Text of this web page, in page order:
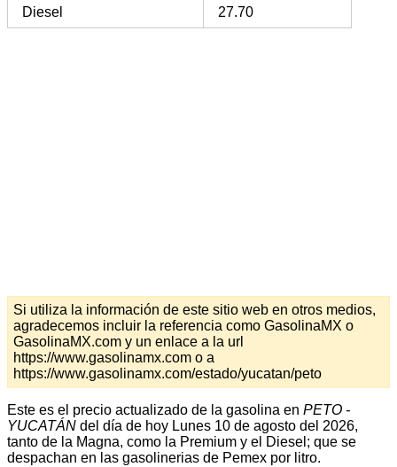
Diesel
27.70
Si utiliza la información de este sitio web en otros medios,
agradecemos incluir la referencia como GasolinaMX o
GasolinaMX.com y un enlace a la url
https://www.gasolinamx.com o a
https://www.gasolinamx.com/estado/yucatan/peto
Este es el precio actualizado de la gasolina en PETO -
YUCATÁN del día de hoy Lunes 10 de agosto del 2026,
tanto de la Magna, como la Premium y el Diesel; que se
despachan en las gasolinerias de Pemex por litro.